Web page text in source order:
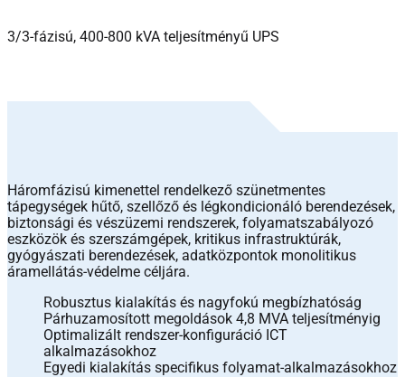
3/3-fázisú, 400-800 kVA teljesítményű UPS
Háromfázisú kimenettel rendelkező szünetmentes
tápegységek hűtő, szellőző és légkondicionáló berendezések,
biztonsági és vészüzemi rendszerek, folyamatszabályozó
eszközök és szerszámgépek, kritikus infrastruktúrák,
gyógyászati berendezések, adatközpontok monolitikus
áramellátás-védelme céljára.
Robusztus kialakítás és nagyfokú megbízhatóság
Párhuzamosított megoldások 4,8 MVA teljesítményig
Optimalizált rendszer-konfiguráció ICT
alkalmazásokhoz
Egyedi kialakítás specifikus folyamat-alkalmazásokhoz